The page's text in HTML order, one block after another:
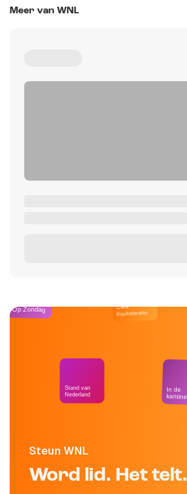
Meer van WNL
Steun WNL
Word lid. Het telt.
Op Zondag
Stand van
Nederland
Café
Kockelmann
In de
kantine